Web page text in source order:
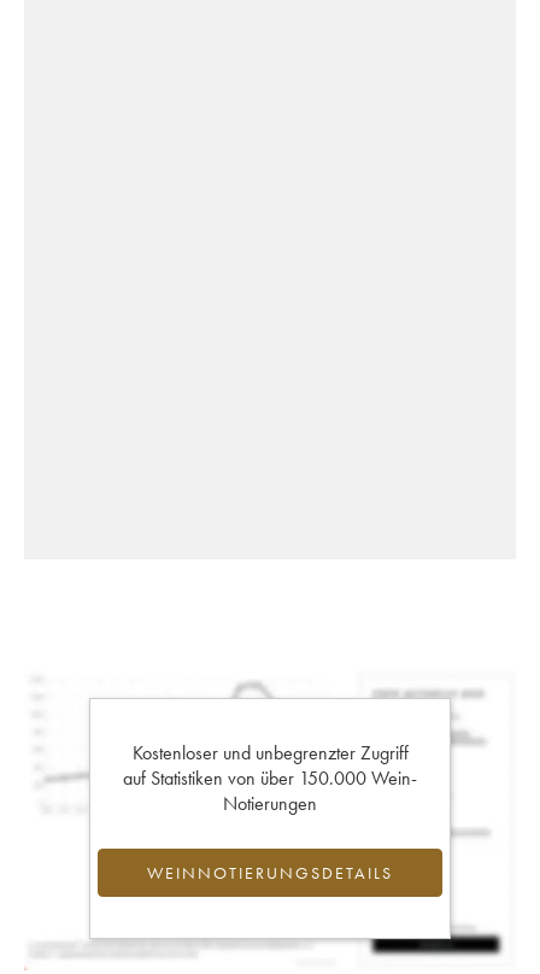
Kostenloser und unbegrenzter Zugriff
auf Statistiken von über 150.000 Wein-
Notierungen
WEINNOTIERUNGSDETAILS